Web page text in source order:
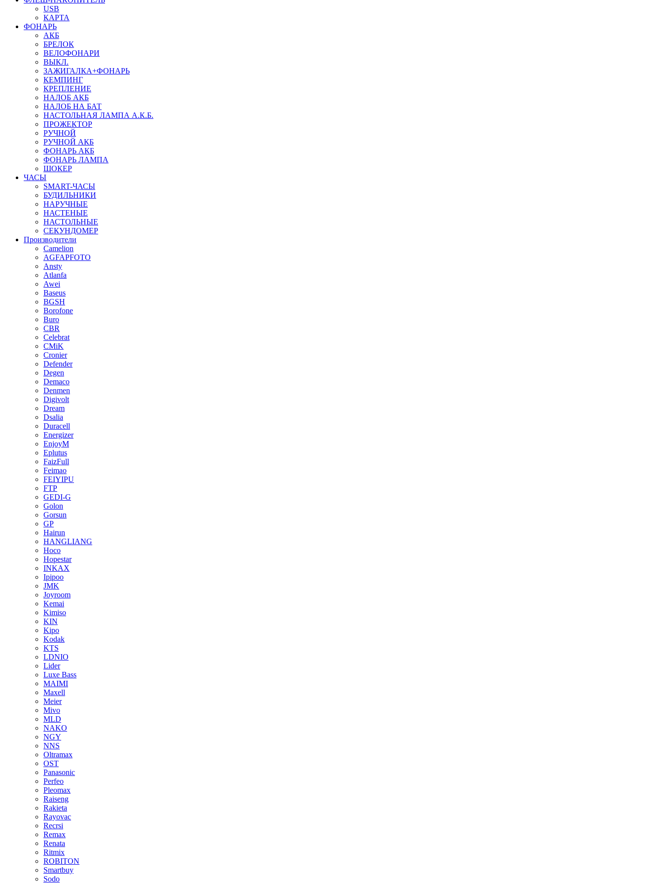
USB
КАРТА
ФОНАРЬ
АКБ
БРЕЛОК
ВЕЛОФОНАРИ
ВЫКЛ.
ЗАЖИГАЛКА+ФОНАРЬ
КЕМПИНГ
КРЕПЛЕНИЕ
НАЛОБ АКБ
НАЛОБ НА БАТ
НАСТОЛЬНАЯ ЛАМПА А.К.Б.
ПРОЖЕКТОР
РУЧНОЙ
РУЧНОЙ АКБ
ФОНАРЬ АКБ
ФОНАРЬ ЛАМПА
ШОКЕР
ЧАСЫ
SMART-ЧАСЫ
БУДИЛЬНИКИ
НАРУЧНЫЕ
НАСТЕНЫЕ
НАСТОЛЬНЫЕ
СЕКУНДОМЕР
Производители
Camelion
AGFAPFOTO
Ansty
Atlanfa
Awei
Baseus
BGSH
Borofone
Buro
CBR
Celebrat
CMiK
Cronier
Defender
Degen
Demaco
Denmen
Digivolt
Dream
Dsalia
Duracell
Energizer
EnjoyM
Eplutus
FaizFull
Feimao
FEIYIPU
FTP
GEDI-G
Golon
Gorsun
GP
Hairun
HANGLIANG
Hoco
Hopestar
INKAX
Ipipoo
JMK
Joyroom
Kemai
Kimiso
KIN
Kipo
Kodak
KTS
LDNIO
Lider
Luxe Bass
MAIMI
Maxell
Meier
Mivo
MLD
NAKO
NGY
NNS
Oltramax
OST
Panasonic
Perfeo
Pleomax
Raiseng
Rakieta
Rayovac
Recrsi
Remax
Renata
Ritmix
ROBITON
Smartbuy
Sodo